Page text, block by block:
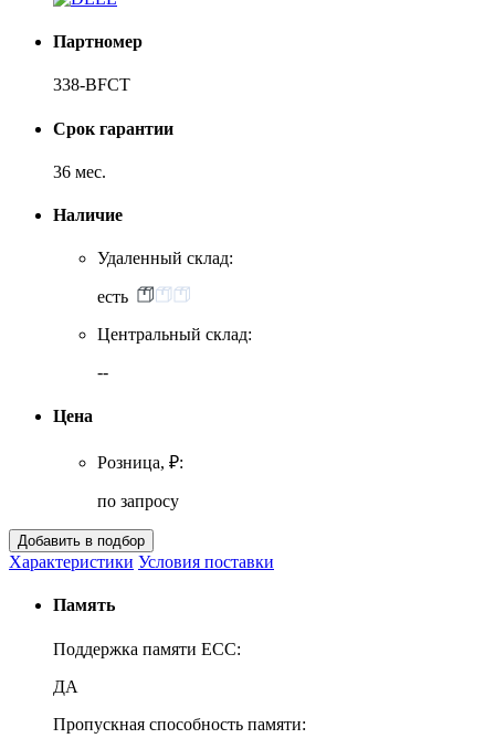
Партномер
338-BFCT
Срок гарантии
36 мес.
Наличие
Удаленный склад:
есть
Центральный склад:
--
Цена
Розница, ₽:
по запросу
Характеристики Условия поставки
Память
Поддержка памяти ECC:
ДА
Пропускная способность памяти: